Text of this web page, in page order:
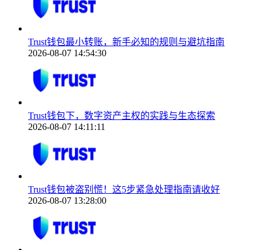
Trust钱包最小转账，新手必知的规则与避坑指南
2026-08-07 14:54:30
Trust钱包下，数字资产主权的实践与生态探索
2026-08-07 14:11:11
Trust钱包被盗别慌！这5步紧急处理指南请收好
2026-08-07 13:28:00